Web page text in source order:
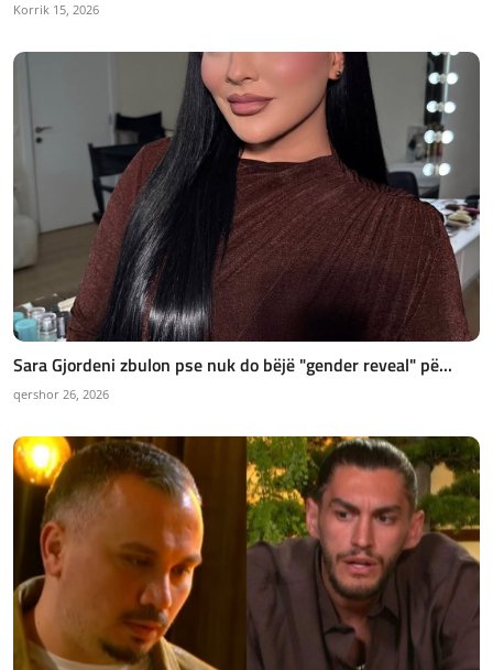
Korrik 15, 2026
Sara Gjordeni zbulon pse nuk do bëjë "gender reveal" pë...
qershor 26, 2026